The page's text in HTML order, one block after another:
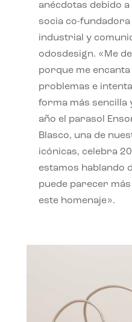
anécdotas debido
socia co-
industrial y
odosdesign. «Me
porque me
problemas e
forma más sencilla
año el parasol
Blasco, una de
icónicas, celebra
estamos hablando
puede parecer
este homenaje».